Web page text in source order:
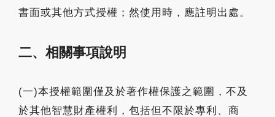
書面或其他方式授權；然使用時，應註明出處。
二、相關事項說明
(一)本授權範圍僅及於著作權保護之範圍，不及
於其他智慧財產權利，包括但不限於專利、商